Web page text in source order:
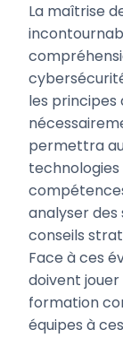
La maîtrise
les principes
permettra
technologies
analyser
conseils
Face à ces
doivent
formation
équipes à